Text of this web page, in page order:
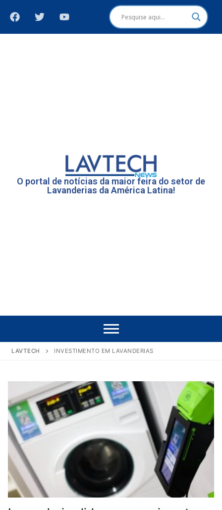
O portal de notícias da maior feira do setor de
Lavanderias da América Latina!
LAVTECH INVESTIMENTO EM LAVANDERIAS